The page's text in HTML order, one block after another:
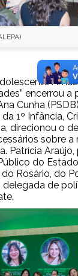
encerrou a
Cunha
1º Infância,
direcionou o
sobre a
Patrícia
do
do Rosário, do
delegada de